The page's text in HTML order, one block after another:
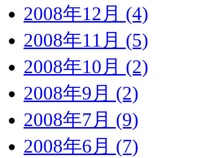
2008年12月 (4)
2008年11月 (5)
2008年10月 (2)
2008年9月 (2)
2008年7月 (9)
2008年6月 (7)